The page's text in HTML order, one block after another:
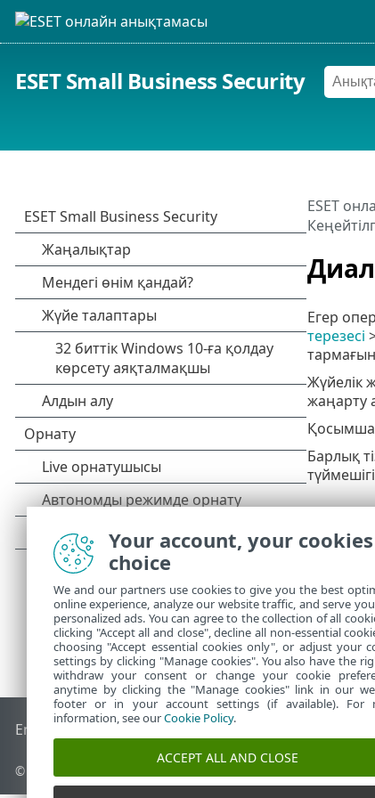
ESET Small Business Security
ESET
Егер
терезесі
Жүйелік
жаңарту
Қосымша
Барлық
End of Life ESET білім қоры ESET форумы
© 1992 - 2026 ESET, spol. s r.o. - Барлық құқықтары
Your account, your cookies
choice
We and our partners use cookies to give you the best
online experience, analyze our website traffic, and serve
personalized ads. You can agree to the collection of all
clicking "Accept all and close", decline all non-essential
choosing "Accept essential cookies only", or adjust your
settings by clicking "Manage cookies". You also have the
withdraw your consent or change your cookie
anytime by clicking the "Manage cookies" link in our
footer or in your account settings (if available). For
information, see ourCookie Policy.
ACCEPT ALL AND CLOSE